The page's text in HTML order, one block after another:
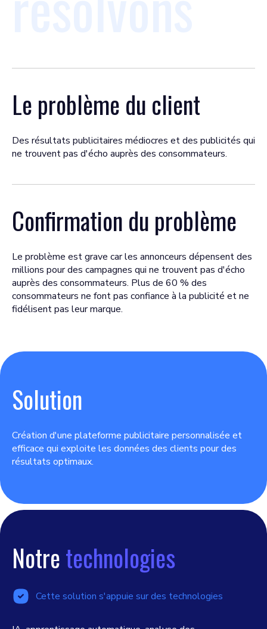
Le problème du client
Des résultats publicitaires médiocres et des publicités qui
ne trouvent pas d'écho auprès des consommateurs.
Confirmation du problème
Le problème est grave car les annonceurs dépensent des
millions pour des campagnes qui ne trouvent pas d'écho
auprès des consommateurs. Plus de 60 % des
consommateurs ne font pas confiance à la publicité et ne
fidélisent pas leur marque.
Solution
Création d'une plateforme publicitaire personnalisée et
efficace qui exploite les données des clients pour des
résultats optimaux.
Notretechnologies
Cette solution s'appuie sur des technologies